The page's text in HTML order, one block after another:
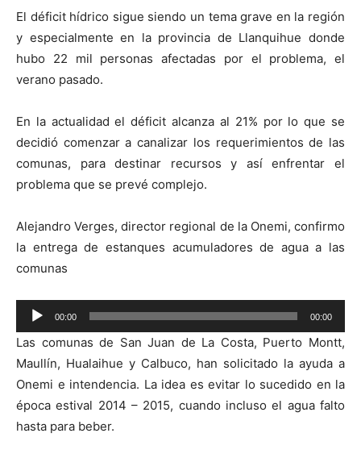
El déficit hídrico sigue siendo un tema grave en la región
y especialmente en la provincia de Llanquihue donde
hubo 22 mil personas afectadas por el problema, el
verano pasado.
En la actualidad el déficit alcanza al 21% por lo que se
decidió comenzar a canalizar los requerimientos de las
comunas, para destinar recursos y así enfrentar el
problema que se prevé complejo.
Alejandro Verges, director regional de la Onemi, confirmo
la entrega de estanques acumuladores de agua a las
comunas
Reproductor
de
audio
00:00 00:00
Las comunas de San Juan de La Costa, Puerto Montt,
Maullín, Hualaihue y Calbuco, han solicitado la ayuda a
Onemi e intendencia. La idea es evitar lo sucedido en la
época estival 2014 – 2015, cuando incluso el agua falto
hasta para beber.